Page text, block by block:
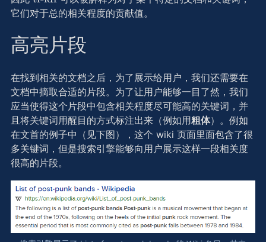
idf}
它们对于总的相关程度的贡献值。
高亮片段
在找到相关的文档之后，为了展示给用户，我们还需要在
文档中摘取合适的片段。为了让用户能够一目了然，我们
应当使得这个片段中包含相关程度尽可能高的关键词，并
且将关键词用醒目的方式标注出来（例如用粗体）。例如
在文首的例子中（见下图），这个 wiki 页面里面包含了很
多关键词，但是搜索引擎能够向用户展示这样一段相关度
很高的片段。